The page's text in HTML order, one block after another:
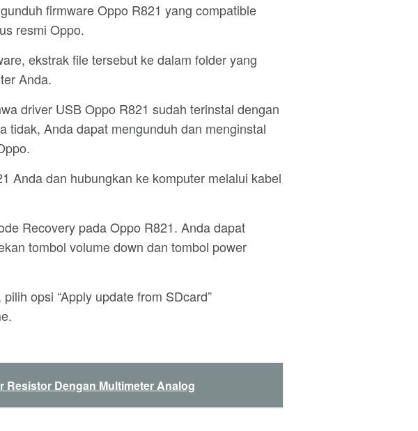
firmware Oppo R821 yang compatible
resmi Oppo.
ekstrak file tersebut ke dalam folder yang
Anda.
driver USB Oppo R821 sudah terinstal dengan
tidak, Anda dapat mengunduh dan menginstal
Anda dan hubungkan ke komputer melalui kabel
Recovery pada Oppo R821. Anda dapat
tombol volume down dan tombol power
opsi “Apply update from SDcard”
Resistor Dengan Multimeter Analog